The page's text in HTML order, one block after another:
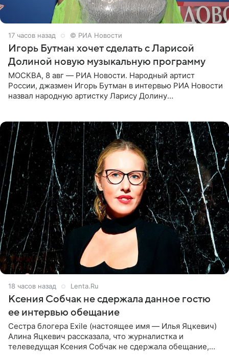
17 часов назад © РИА Новости
Игорь Бутман хочет сделать с Ларисой
Долиной новую музыкальную программу
МОСКВА, 8 авг — РИА Новости. Народный артист
России, джазмен Игорь Бутман в интервью РИА Новости
назвал народную артистку Ларису Долину
18 часов назад Lenta.Ru
Ксения Собчак не сдержала данное гостю
ее интервью обещание
Сестра блогера Exile (настоящее имя — Илья Яцкевич)
Алина Яцкевич рассказала, что журналистка и
телеведущая Ксения Собчак не сдержала обещание,